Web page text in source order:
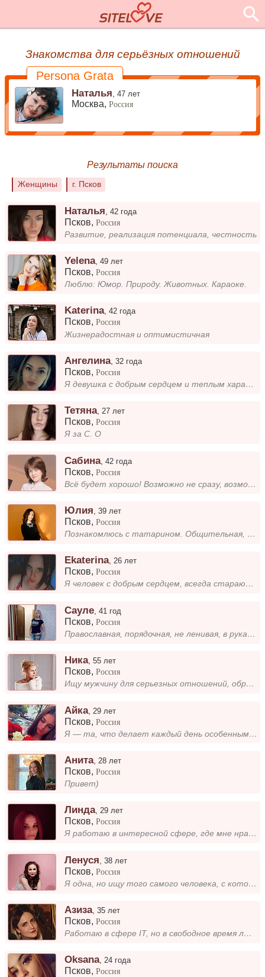
Знакомства для серьёзных отношений
Persona Grata
Наталья ,47 лет
Москва,Россия
Результаты поиска
Женщины г. Псков
Наталья ,42 года
Псков,Россия
Развитие, реализация потенциала, честность
Yelena,49 лет
Псков,Россия
Люблю: Юмор. Природу. Животных. Караоке.
Katerina,42 года
Псков,Россия
Жизнерадостная и оптимистичная
Ангелина,32 года
Псков,Россия
Я девушка с добрым сердцем и теплым характером. Люблю находить позитив в мелочах и поддерживать близких. Важны искреннос...
Тетяна, 27 лет
Псков,Россия
Я за С. О
Сабина,42 года
Псков,Россия
Всё будет хорошо! Возможно не сразу, возможно не всё, возможно не у нас. Но обязательно будет!
Юлия ,39 лет
Псков,Россия
Познакомлюсь с татарином. Общительная, серьёзная.
Ekaterina,26 лет
Псков,Россия
Я человек с добрым сердцем, всегда стараюсь видеть хорошее в людях и окружении. Мне важно быть искренней, доброй и отзыв...
Сауле ,41 год
Псков,Россия
Православная, порядочная, не ленивая, в руках всё горит, заботливая мама, с чувством юмора. Моя семья - это крепость, гд...
Ника,55 лет
Псков,Россия
Ищу мужчину для серьезных отношений, образованного, обеспеченного, равнодушного к алкоголю, рост от 176
Айка, 29 лет
Псков,Россия
Я — та, что делает каждый день особенным. Люблю находить радость в мелочах и делиться ею с близкими. Для меня важно быть...
Анита, 28 лет
Псков,Россия
Привет)
Линда,29 лет
Псков,Россия
Я работаю в интересной сфере, где мне нравится помогать людям и развиваться. У меня много проектов и планов, и я всегда...
Ленуся ,38 лет
Псков,Россия
Я одна, но ищу того самого человека, с которым можно построить настоящее, прочное партнерство. Мне важна поддержка, взаи...
Азиза,35 лет
Псков,Россия
Работаю в сфере IT, но в свободное время люблю гулять с питомцами — кошки и собаки в моём списке любимых существ. Экстра...
Oksana,24 года
Псков,Россия